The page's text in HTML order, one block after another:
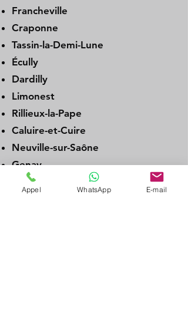
Francheville
Craponne
Tassin-la-Demi-Lune
Écully
Dardilly
Limonest
Rillieux-la-Pape
Caluire-et-Cuire
Neuville-sur-Saône
Genay
Albigny-sur-Saône
Appel WhatsApp E-mail